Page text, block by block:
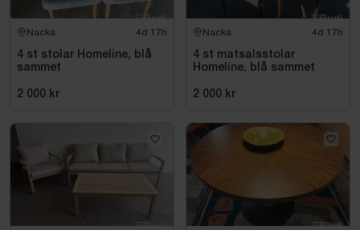
Nacka 4d 17h
4 st stolar Homeline, blå
sammet
2 000 kr
Nacka 4d 17h
4 st matsalsstolar
Homeline, blå sammet
2 000 kr